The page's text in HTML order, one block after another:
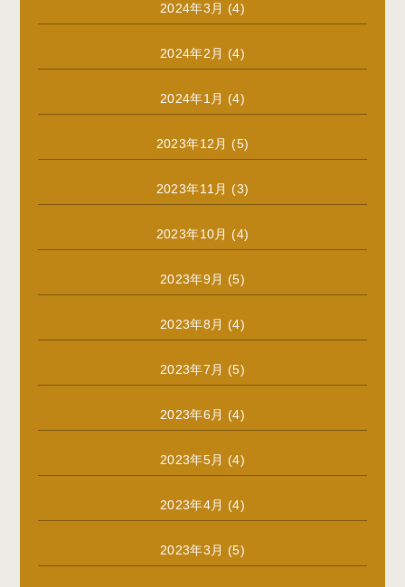
2024年3月 (4)
2024年2月 (4)
2024年1月 (4)
2023年12月 (5)
2023年11月 (3)
2023年10月 (4)
2023年9月 (5)
2023年8月 (4)
2023年7月 (5)
2023年6月 (4)
2023年5月 (4)
2023年4月 (4)
2023年3月 (5)